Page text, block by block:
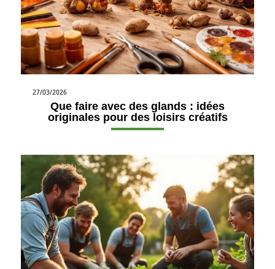
27/03/2026
Que faire avec des glands : idées
originales pour des loisirs créatifs